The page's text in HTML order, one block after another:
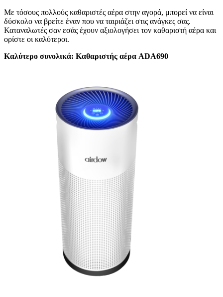
Με τόσους πολλούς καθαριστές αέρα στην αγορά, μπορεί να είναι
δύσκολο να βρείτε έναν που να ταιριάζει στις ανάγκες σας.
Καταναλωτές σαν εσάς έχουν αξιολογήσει τον καθαριστή αέρα και
ορίστε οι καλύτεροι.
Καλύτερο συνολικά: Καθαριστής αέρα ADA690